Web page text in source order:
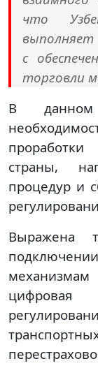
что
выполняет
с
торговли
В данном
страны,
процедур и
Выражена